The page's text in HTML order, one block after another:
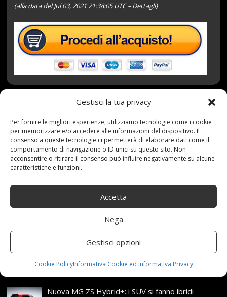
Gestisci la tua privacy
Per fornire le migliori esperienze, utilizziamo tecnologie come i cookie
per memorizzare e/o accedere alle informazioni del dispositivo. Il
consenso a queste tecnologie ci permetterà di elaborare dati come il
comportamento di navigazione o ID unici su questo sito. Non
acconsentire o ritirare il consenso può influire negativamente su alcune
caratteristiche e funzioni.
Accetta
Nega
Gestisci opzioni
Cookie PolicyInformativa Cookie ed informativa Privacy
(alla data del Jul 03, 2021 21:38:05 UTC –Dettagli)
misura,Neve,Omologate,PNEUMATICI,R18
Categories: Shop
Assicurazione auto e sostituzione lunotto: le cose
Range Rover: un’icona tra i luxury SUV
Nuova MG ZS Hybrid+: i SUV si fanno ibridi